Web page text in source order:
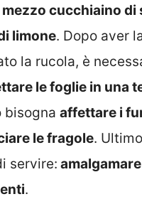
mezzo cucchiaino di
limone. Dopo aver
la rucola, è
le foglie in una
bisogna affettare i
le fragole.
servire:
.